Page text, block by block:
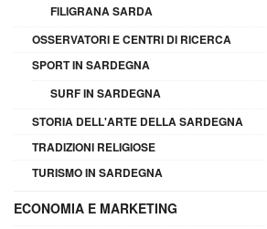
FILIGRANA SARDA
OSSERVATORI E CENTRI DI RICERCA
SPORT IN SARDEGNA
SURF IN SARDEGNA
STORIA DELL'ARTE DELLA SARDEGNA
TRADIZIONI RELIGIOSE
TURISMO IN SARDEGNA
ECONOMIA E MARKETING